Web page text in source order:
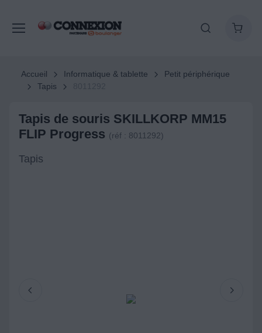
Accueil Informatique & tablette
Petit périphérique
Tapis
Tapis de souris SKILLKORP MM15
FLIP Progress (réf : 8011292)
Tapis